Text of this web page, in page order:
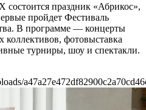
состоится праздник «Абрикос»,
пройдет Фестиваль
В программе — концерты
фотовыставка
турниры, шоу и спектакли.